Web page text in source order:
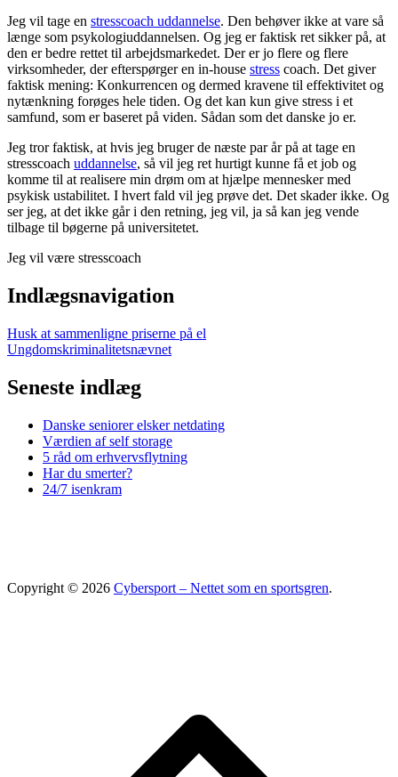
Jeg vil tage en stresscoach uddannelse. Den behøver ikke at vare så
længe som psykologiuddannelsen. Og jeg er faktisk ret sikker på, at
den er bedre rettet til arbejdsmarkedet. Der er jo flere og flere
virksomheder, der efterspørger en in-house stress coach. Det giver
faktisk mening: Konkurrencen og dermed kravene til effektivitet og
nytænkning forøges hele tiden. Og det kan kun give stress i et
samfund, som er baseret på viden. Sådan som det danske jo er.
Jeg tror faktisk, at hvis jeg bruger de næste par år på at tage en
stresscoach uddannelse, så vil jeg ret hurtigt kunne få et job og
komme til at realisere min drøm om at hjælpe mennesker med
psykisk ustabilitet. I hvert fald vil jeg prøve det. Det skader ikke. Og
ser jeg, at det ikke går i den retning, jeg vil, ja så kan jeg vende
tilbage til bøgerne på universitetet.
Jeg vil være stresscoach
Indlægsnavigation
Husk at sammenligne priserne på el
Ungdomskriminalitetsnævnet
Seneste indlæg
Danske seniorer elsker netdating
Værdien af self storage
5 råd om erhvervsflytning
Har du smerter?
24/7 isenkram
Copyright © 2026 Cybersport – Nettet som en sportsgren.